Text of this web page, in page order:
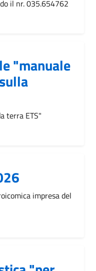
il nr. 035.654762
"manuale
terra ETS"
impresa del